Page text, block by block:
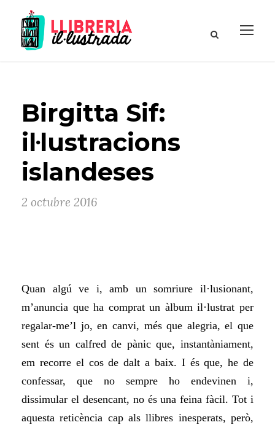
Birgitta Sif:
il·lustracions
islandeses
2 octubre 2016
Quan algú ve i, amb un somriure il·lusionant,
m’anuncia que ha comprat un àlbum il·lustrat per
regalar-me’l jo, en canvi, més que alegria, el que
sent és un calfred de pànic que, instantàniament,
em recorre el cos de dalt a baix. I és que, he de
confessar, que no sempre ho endevinen i,
dissimular el desencant, no és una feina fàcil. Tot i
aquesta reticència cap als llibres inesperats, però,